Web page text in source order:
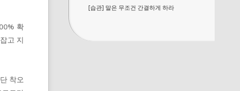
[습관] 말은 무조건 간결하게 하라
확
고 지
착오